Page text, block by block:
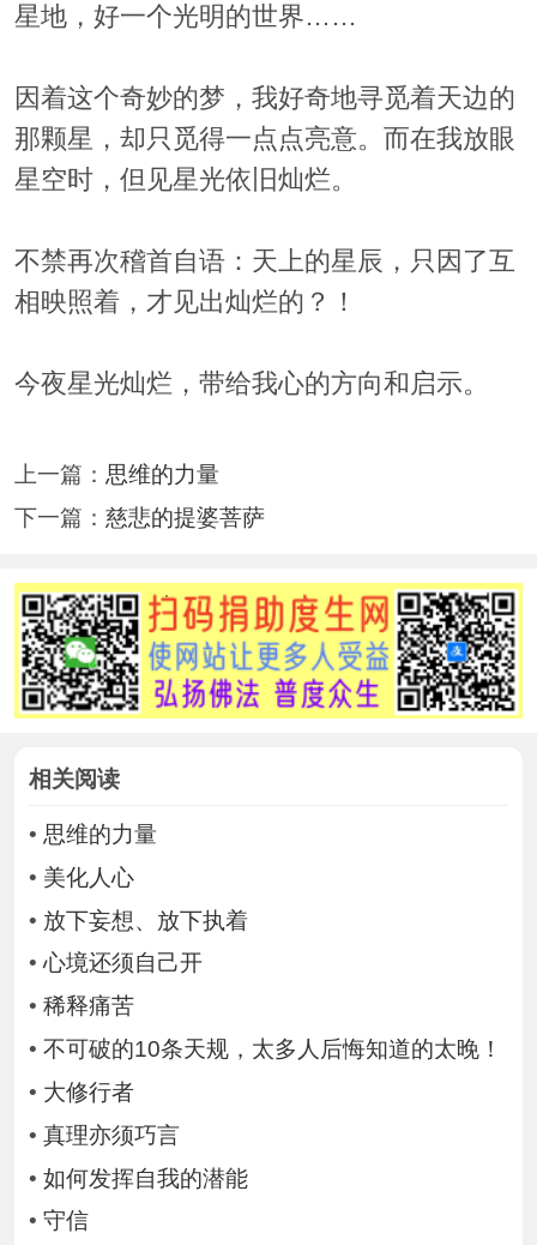
星地，好一个光明的世界……
因着这个奇妙的梦，我好奇地寻觅着天边的
那颗星，却只觅得一点点亮意。而在我放眼
星空时，但见星光依旧灿烂。
不禁再次稽首自语：天上的星辰，只因了互
相映照着，才见出灿烂的？！
今夜星光灿烂，带给我心的方向和启示。
上一篇： 思维的力量
下一篇： 慈悲的提婆菩萨
相关阅读
• 思维的力量
• 美化人心
• 放下妄想、放下执着
•心境还须自己开
• 稀释痛苦
• 不可破的10条天规，太多人后悔知道的太晚！
• 大修行者
• 真理亦须巧言
• 如何发挥自我的潜能
• 守信